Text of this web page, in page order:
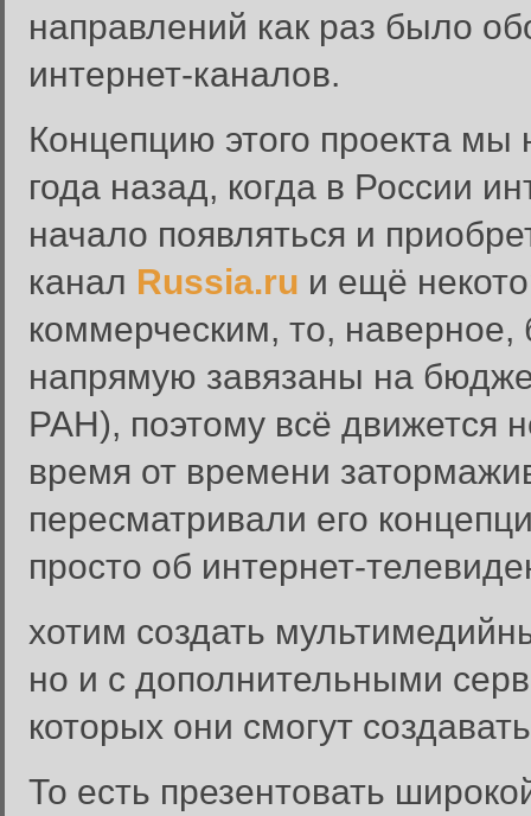
направлений как раз было
интернет-каналов.
Концепцию этого проекта мы
года назад, когда в России
начало появляться и
канал Russia.ru и ещё
коммерческим, то,
напрямую завязаны на
РАН), поэтому всё движется
время от времени
пересматривали его
просто об интернет-
хотим создать
но и с дополнительными
которых они смогут
То есть презентовать